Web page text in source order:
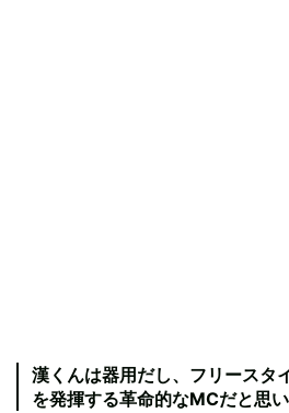
漢くんは器用だし、フリースタ
を発揮する革命的なMCだと思い